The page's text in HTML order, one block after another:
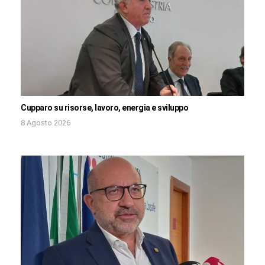
Cupparo su risorse, lavoro, energia e sviluppo
8 Agosto 2026